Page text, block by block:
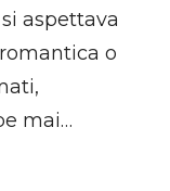
aspettava
o
mai…